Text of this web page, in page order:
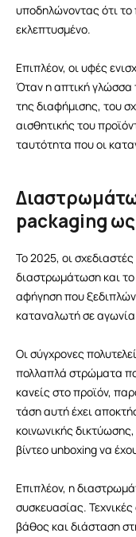
υποδηλώνοντας ότι το
εκλεπτυσμένο.
Επιπλέον, οι υφές
Όταν η απτική γλώσσα
της διαφήμισης, του
αισθητικής του
ταυτότητα που οι
packaging ως
Το 2025, οι
διαστρωμάτωση και
αφήγηση που
καταναλωτή σε
Οι σύγχρονες
πολλαπλά στρώματα
κανείς στο προϊόν,
τάση αυτή έχει
κοινωνικής
βίντεο unboxing να
Επιπλέον, η
συσκευασίας.
βάθος και διάσταση